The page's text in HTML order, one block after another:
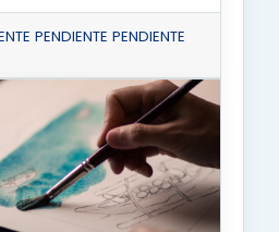
PENDIENTE PENDIENTE